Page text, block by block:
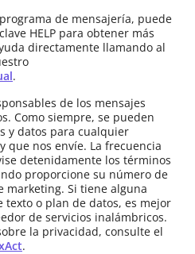
de mensajería, puede
HELP para obtener más
directamente llamando al
.
de los mensajes
Como siempre, se pueden
y datos para cualquier
que nos envíe. La frecuencia
detenidamente los términos
proporcione su número de
marketing. Si tiene alguna
o plan de datos, es mejor
de servicios inalámbricos.
la privacidad, consulte el
.